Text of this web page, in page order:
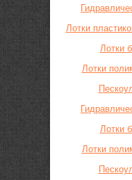
Лотки
Лотки
Лотки
Лотки
Лотки